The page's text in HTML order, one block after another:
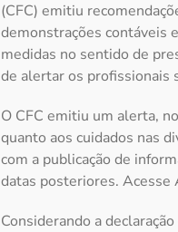
(CFC) emitiu
demonstrações contáveis
medidas no sentido de
de alertar os profissionais
O CFC emitiu um alerta,
quanto aos cuidados nas
com a publicação de
datas posteriores. Acesse
Considerando a